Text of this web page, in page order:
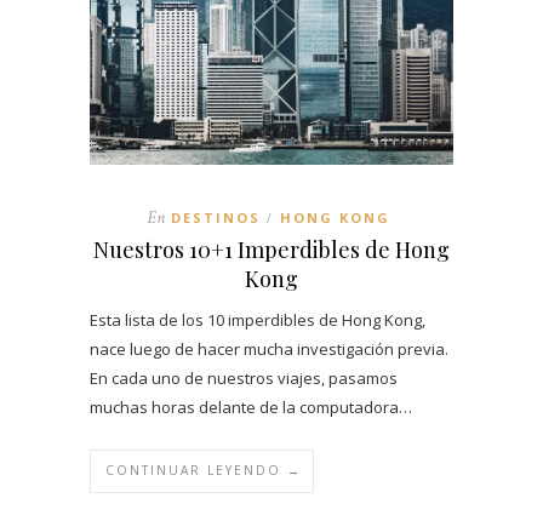
En DESTINOS / HONG KONG
Nuestros 10+1 Imperdibles de Hong
Kong
Esta lista de los 10 imperdibles de Hong Kong,
nace luego de hacer mucha investigación previa.
En cada uno de nuestros viajes, pasamos
muchas horas delante de la computadora…
CONTINUAR LEYENDO →